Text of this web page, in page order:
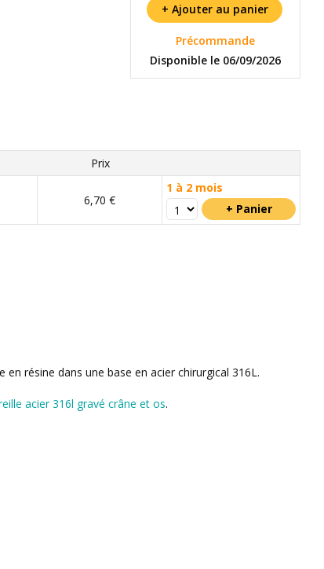
Précommande
Disponible le 06/09/2026
Prix
6,70 €
1 à 2 mois
résine dans une base en acier chirurgical 316L.
acier 316l gravé crâne et os.